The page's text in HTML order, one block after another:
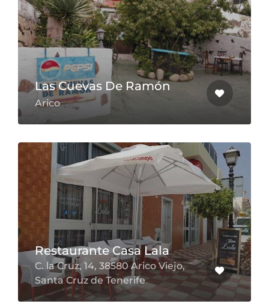
Las Cuevas De Ramón
Arico
Restaurante Casa Lala
C. la Cruz, 14, 38580 Arico Viejo,
Santa Cruz de Tenerife